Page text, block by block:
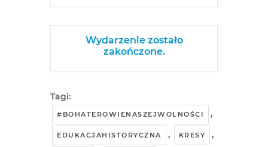
Wydarzenie zostało
zakończone.
Tagi:
#BOHATEROWIENASZEJWOLNOŚCI ,
EDUKACJAHISTORYCZNA , KRESY ,